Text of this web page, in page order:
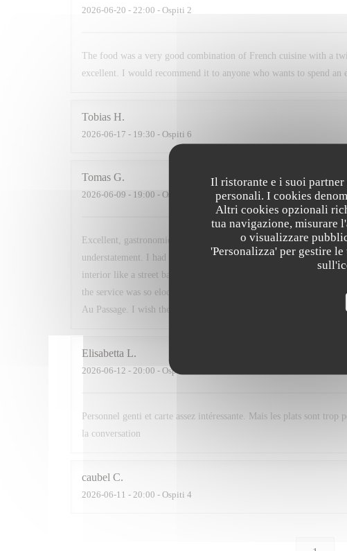
Il ristorante e i suoi
personali. I cookies
Altri cookies opzionali
tua navigazione, misurare
o visualizzare
'Personalizza' per gestire
2026-06-20 - 22:00 - Ospiti 2
The food was a very good combination of French cuisine with a
excellent. I would recommend it to anyone who wants to spend an
Tobias H
2026-06-17 - 19:30 - Ospiti 6
Tomas G
2026-06-09 - 19:00 - Ospiti 2
Excellent, gastronomic, modern, comfortable, nutritious. These
understatement. I had read about this restaurant in a book from
interior like a street bar, my partner did not know what to expect.
the service was so eloquent and helpful, and after travelling
Au Passage. I wish the best of luck to the chefs.
Elisabetta L
2026-06-12 - 20:00 - Ospiti 2
Personnel genti et carte assez intéressante. Mais les plats sont
la conversation
caubel C
2026-06-11 - 20:00 - Ospiti 4